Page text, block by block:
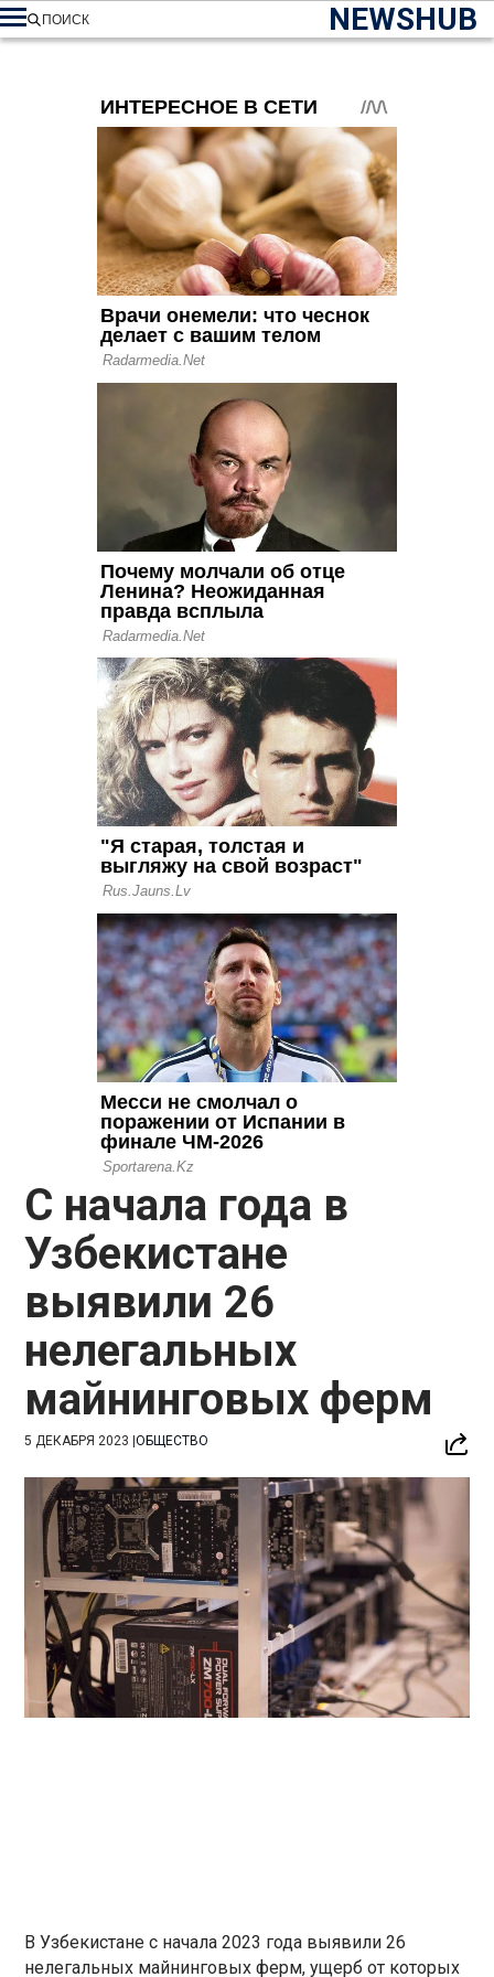
NEWSHUB
ПОИСК
С начала года в
Узбекистане
выявили 26
нелегальных
майнинговых ферм
5 ДЕКАБРЯ 2023 |ОБЩЕСТВО
В Узбекистане с начала 2023 года выявили 26
нелегальных майнинговых ферм, ущерб от которых